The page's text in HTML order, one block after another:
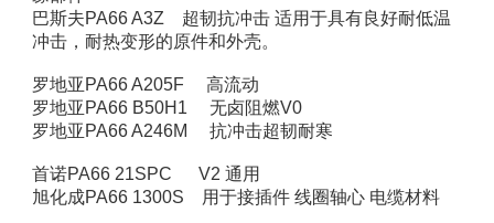
巴斯夫PA66 A3Z 超韧抗冲击 适用于具有良好耐低温
冲击，耐热变形的原件和外壳。
罗地亚PA66 A205F 高流动
罗地亚PA66 B50H1 无卤阻燃V0
罗地亚PA66 A246M 抗冲击超韧耐寒
首诺PA66 21SPC V2 通用
旭化成PA66 1300S 用于接插件 线圈轴心 电缆材料